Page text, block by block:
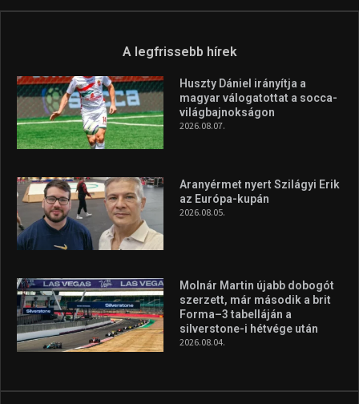
A legfrissebb hírek
Huszty Dániel irányítja a
magyar válogatottat a socca-
világbajnokságon
2026.08.07.
Aranyérmet nyert Szilágyi Erik
az Európa-kupán
2026.08.05.
Molnár Martin újabb dobogót
szerzett, már második a brit
Forma–3 tabelláján a
silverstone-i hétvége után
2026.08.04.